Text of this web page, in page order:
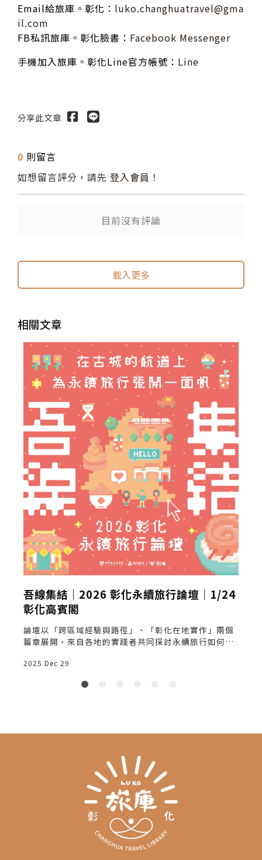
Email給旅庫。彰化： luko.changhuatravel@gma
il.com
FB私訊旅庫。彰化臉書： Facebook Messenger
手機加入旅庫。彰化Line官方帳號： Line
分享此文章
0 則留言
如想留言評分，請先 登入會員 ！
目前沒有評論
載入更多
相關文章
吾線集結｜2026 彰化永續旅行論壇｜1/24
彰化高賓閣
論壇以「跨區域經驗與路徑」、「彰化在地實作」兩個
篇章展開，來自各地的實踐者共同探討永續旅行如何落
2025 Dec 29